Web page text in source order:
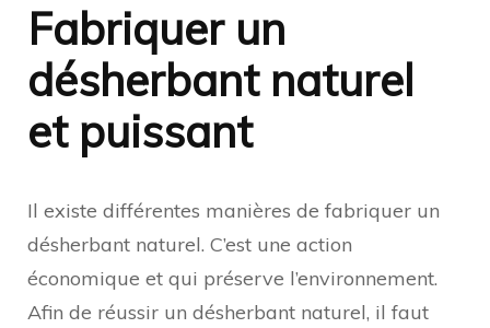
Fabriquer un
désherbant naturel
et puissant
Il existe différentes manières de fabriquer un
désherbant naturel. C’est une action
économique et qui préserve l’environnement.
Afin de réussir un désherbant naturel, il faut